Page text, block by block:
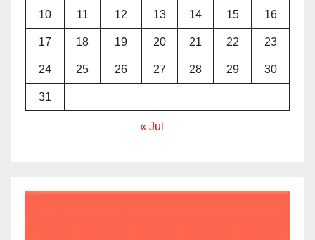
10 11 12 13 14 15 16
17 18 19 20 21 22 23
24 25 26 27 28 29 30
31
« Jul